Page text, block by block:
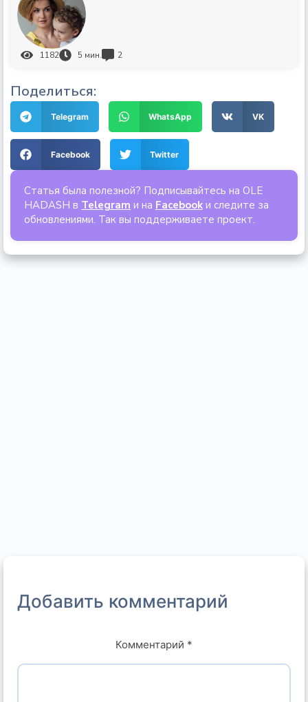
1182 5 мин. 2
Поделиться:
Telegram WhatsApp VK
Facebook Twitter
Статья была полезной? Подписывайтесь на OLE
HADASH в Telegram и на Facebook и следите за
обновлениями. Так вы поддерживаете проект.
Добавить комментарий
Комментарий *